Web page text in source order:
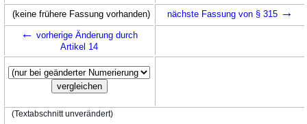
(keine frühere Fassung vorhanden) nächste Fassung von § 315 →
← vorherige Änderung durch
Artikel 14
(Textabschnitt unverändert)